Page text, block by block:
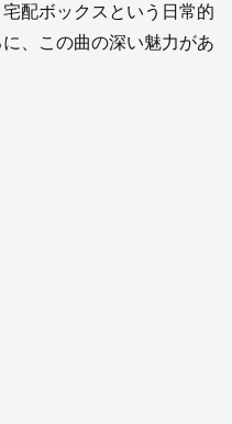
配ボックスという日常的
、この曲の深い魅力があ